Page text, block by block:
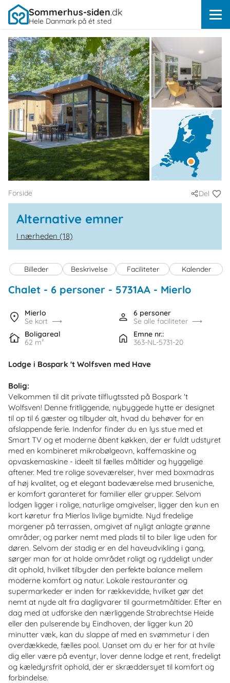
Sommerhus-siden.dk
Hele Danmark på ét sted
Forside Del
Alternative emner
I nærheden (18)
Billeder Beskrivelse Faciliteter Kalender
Chalet - 6 personer - 5731AA - Mierlo
Mierlo
Se kort
6 personer
Se alle faciliteter
Boligareal
62 m²
Emne nr.:
363-NL-5731-20
Lodge i Bospark 't Wolfsven med Have
Bolig:
Velkommen til dit private tilflugtssted på Bospark 't
Wolfsven! Denne fritliggende, nybyggede hytte er designet
til op til 6 gæster og tilbyder alt, hvad du behøver for en
afslappende ferie. Indenfor finder du en lys stue med et
Smart TV og et moderne åbent køkken, der er fuldt udstyret
med en kombineret mikrobølgeovn, kaffemaskine og
opvaskemaskine - ideelt til fælles måltider og hyggelige
aftener. Med tre rolige soveværelser, hver med boxmadras
af høj kvalitet, og et elegant badeværelse med bruseniche,
er komfort garanteret for familier eller grupper. Selvom
lodgen ligger i rolige, naturlige omgivelser, ligger den kun en
kort køretur fra Mierlos livlige bymidte. Nyd fredelige
morgener på terrassen, omgivet af nyligt anlagte grønne
områder, og parker nemt med plads til to biler lige uden for
døren. Selvom der stadig er en del haveudvikling i gang,
sørger man for at holde området roligt og ryddeligt under
dit ophold, hvilket tilbyder den perfekte balance mellem
moderne komfort og natur. Lokale restauranter og
supermarkeder er inden for rækkevidde, hvilket gør det
nemt at nyde alt fra dagligvarer til gourmetmåltider. Efter en
dag med at udforske den nærliggende Strabrechtse Heide
eller den pulserende by Eindhoven, der ligger kun 20
minutter væk, kan du slappe af med en svømmetur i den
overdækkede, fælles pool. Uanset om du er her for at hvile
dig eller være på eventyr, lover denne lodge et rent, fredeligt
og kæledyrsfrit ophold, der er skræddersyet til komfort og
forbindelse.